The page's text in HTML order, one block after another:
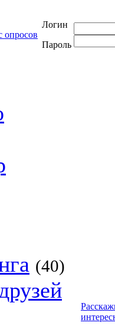
Логин
Пароль
(40)